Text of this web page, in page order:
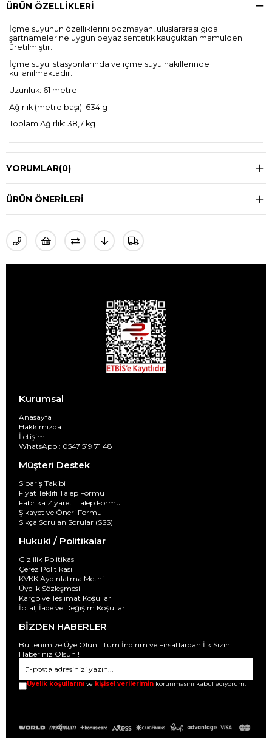
ÜRÜN ÖZELLIKLERI
İçme suyunun özelliklerini bozmayan, uluslararası gıda
şartnamelerine uygun beyaz sentetik kauçuktan mamulden
üretilmiştir.
İçme suyu istasyonlarında ve içme suyu nakillerinde
kullanılmaktadır.
Uzunluk: 61 metre
Ağırlık (metre başı): 634 g
Toplam Ağırlık: 38,7 kg
YORUMLAR(0)
ÜRÜN ÖNERILERI
Kurumsal
Anasayfa
Hakkımızda
İletişim
WhatsApp : 0547 519 71 48
Müşteri Destek
Sipariş Takibi
Fiyat Teklifi Talep Formu
Fabrika Ziyareti Talep Formu
Şikayet ve Öneri Formu
Sıkça Sorulan Sorular (SSS)
Hukuki / Politikalar
Gizlilik Politikası
Çerez Politikası
KVKK Aydınlatma Metni
Üyelik Sözleşmesi
Kargo ve Teslimat Koşulları
İptal, İade ve Değişim Koşulları
BİZDEN HABERLER
Bültenimize Üye Olun ! Tüm İndirim ve Fırsatlardan İlk Sizin
Haberiniz Olsun !
GÖNDER
Üyelik koşullarını ve kişisel verilerimin korunmasını kabul ediyorum.